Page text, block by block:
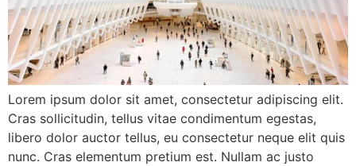
Lorem ipsum dolor sit amet, consectetur adipiscing elit.
Cras sollicitudin, tellus vitae condimentum egestas,
libero dolor auctor tellus, eu consectetur neque elit quis
nunc. Cras elementum pretium est. Nullam ac justo